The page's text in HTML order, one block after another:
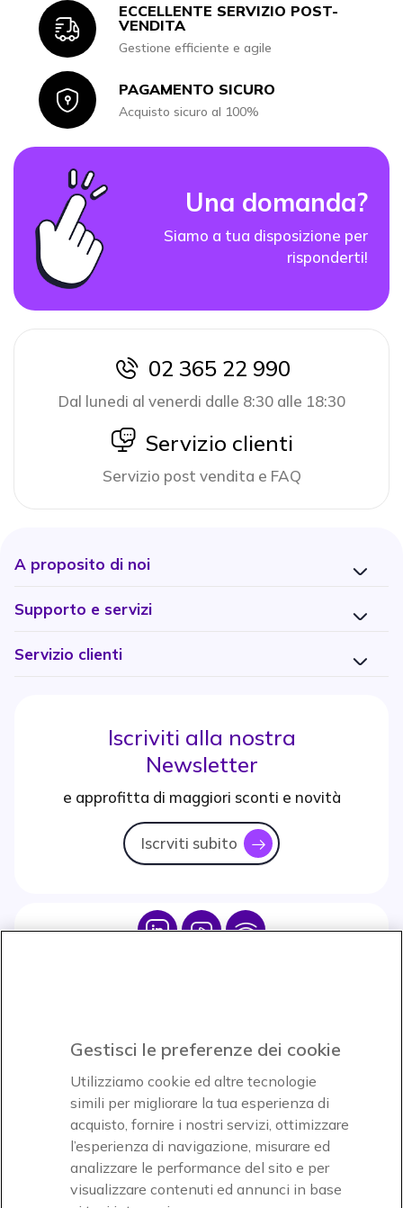
Icon
ECCELLENTE SERVIZIO POST-
VENDITA
Gestione efficiente e agile
IconPAGAMENTO SICURO
Acquisto sicuro al 100%
Una domanda?
Siamo a tua disposizione per
risponderti!
icon
02 365 22 990
Dal lunedi al venerdi dalle 8:30 alle 18:30
icon
Servizio clienti
Servizio post vendita e FAQ
A proposito di noi
Supporto e servizi
Servizio clienti
Iscriviti alla nostra
Newsletter
e approfitta di maggiori sconti e novità
Iscrviti subito icon
Icon IconIcon
Accettiamo
Onedirect, azienda del gruppo INCEPT
Gestisci le preferenze dei cookie
Utilizziamo cookie ed altre tecnologie
simili per migliorare la tua esperienza di
acquisto, fornire i nostri servizi, ottimizzare
l’esperienza di navigazione, misurare ed
analizzare le performance del sito e per
visualizzare contenuti ed annunci in base